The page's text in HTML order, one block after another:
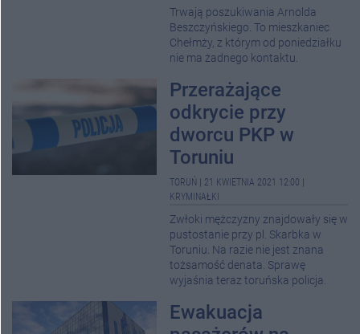
Trwają poszukiwania Arnolda
Beszczyńskiego. To mieszkaniec
Chełmży, z którym od poniedziałku
nie ma żadnego kontaktu.
Przerażające
odkrycie przy
dworcu PKP w
Toruniu
TORUŃ 21 KWIETNIA 2021 12:00
KRYMINAŁKI
Zwłoki mężczyzny znajdowały się w
pustostanie przy pl. Skarbka w
Toruniu. Na razie nie jest znana
tożsamość denata. Sprawę
wyjaśnia teraz toruńska policja.
Ewakuacja